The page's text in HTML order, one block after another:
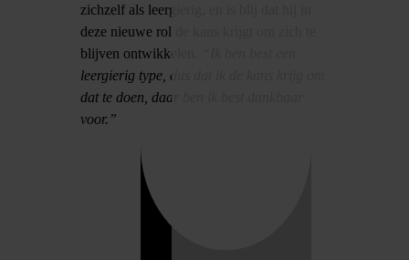
zichzelf als leergierig, en is blij dat hij in
deze nieuwe rol de kans krijgt om zich te
blijven ontwikkelen.
leergierig type, dus dat ik de kans krijg om
dat te doen, daar ben ik best dankbaar
voor.”